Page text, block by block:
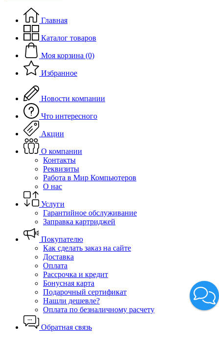
Главная
Каталог товаров
Моя корзина (0)
Избранное
Новости компании
Что интересного
Акции
О компании
Контакты
Реквизиты
Работа в Мир Компьютеров
О нас
Услуги
Гарантийное обслуживание
Заправка картриджей
Покупателю
Как сделать заказ на сайте
Доставка
Оплата
Рассрочка и кредит
Бонусная карта
Подарочный сертификат
Нашли дешевле?
Оплата по безналичному расчету
Обратная связь